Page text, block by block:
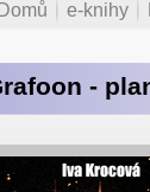
Domů e-knihy
-